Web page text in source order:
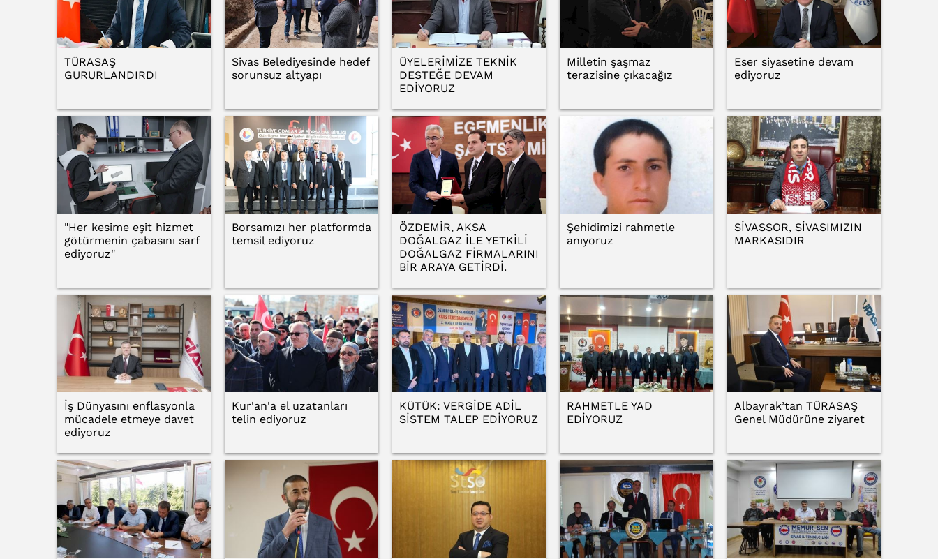
TÜRASAŞ
GURURLANDIRDI
Sivas Belediyesinde hedef
sorunsuz altyapı
ÜYELERİMİZE TEKNİK
DESTEĞE DEVAM
EDİYORUZ
Milletin şaşmaz
terazisine çıkacağız
Eser siyasetine devam
ediyoruz
"Her kesime eşit hizmet
götürmenin çabasını sarf
ediyoruz"
Borsamızı her platformda
temsil ediyoruz
ÖZDEMİR, AKSA
DOĞALGAZ İLE YETKİLİ
DOĞALGAZ FİRMALARINI
BİR ARAYA GETİRDİ.
Şehidimizi rahmetle
anıyoruz
SİVASSOR, SİVASIMIZIN
MARKASIDIR
İş Dünyasını enflasyonla
mücadele etmeye davet
ediyoruz
Kur'an'a el uzatanları
telin ediyoruz
KÜTÜK: VERGİDE ADİL
SİSTEM TALEP EDİYORUZ
RAHMETLE YAD
EDİYORUZ
Albayrak’tan TÜRASAŞ
Genel Müdürüne ziyaret